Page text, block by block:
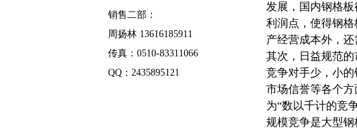
销售二部：
周扬林 13616185911
传真：0510-83311066
QQ：2435895121
发展，国内钢格
利润点，使得钢格
产经营成本外，还
其次，日益规范
竞争对手少，小
市场信誉等各个
为“数以千计的竞
规模竞争是大型